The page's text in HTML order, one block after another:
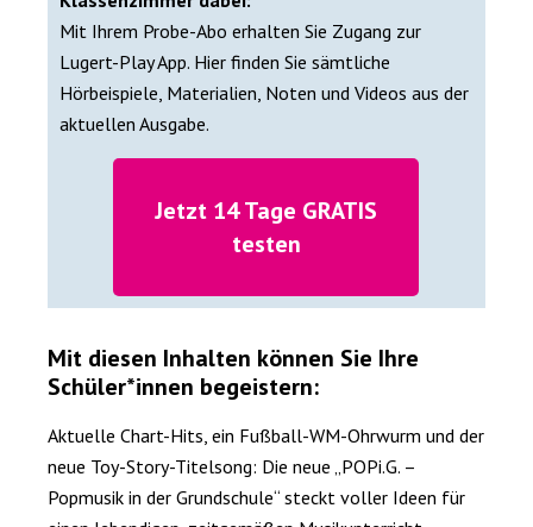
Mit Ihrem Probe-Abo erhalten Sie Zugang zur
Lugert-Play App. Hier finden Sie sämtliche
Hörbeispiele, Materialien, Noten und Videos aus der
aktuellen Ausgabe.
Jetzt 14 Tage GRATIS
testen
Mit diesen Inhalten können Sie Ihre
Schüler*innen begeistern:
Aktuelle Chart-Hits, ein Fußball-WM-Ohrwurm und der
neue Toy-Story-Titelsong: Die neue „POPi.G. –
Popmusik in der Grundschule“ steckt voller Ideen für